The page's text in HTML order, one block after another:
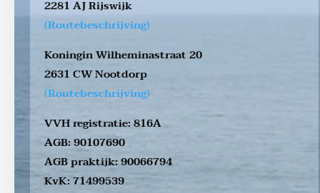
2281 AJ Rijswijk
(Routebeschrijving)
Koningin Wilheminastraat 20
2631 CW Nootdorp
(Routebeschrijving)
VVH registratie: 816A
AGB: 90107690
AGB praktijk: 90066794
KvK: 71499539